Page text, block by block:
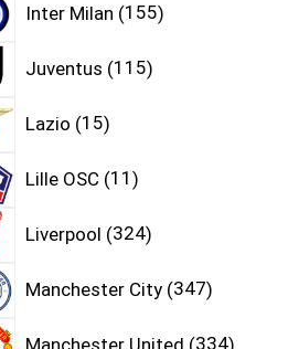
Inter Milan 155
Juventus 115
Lazio 15
Lille OSC 11
Liverpool 324
Manchester City 347
Manchester United 334